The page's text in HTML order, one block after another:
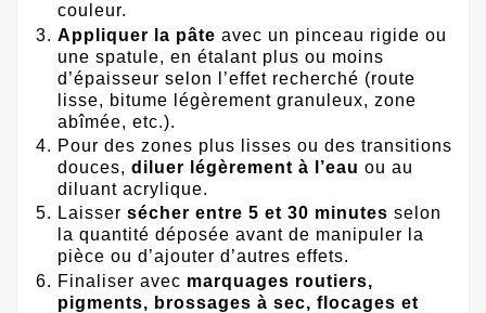
couleur.
Appliquer la pâte avec un pinceau rigide ou
une spatule, en étalant plus ou moins
d’épaisseur selon l’effet recherché (route
lisse, bitume légèrement granuleux, zone
abîmée, etc.).
Pour des zones plus lisses ou des transitions
douces, diluer légèrement à l’eau ou au
diluant acrylique.
Laisser sécher entre 5 et 30 minutes selon
la quantité déposée avant de manipuler la
pièce ou d’ajouter d’autres effets.
Finaliser avec marquages routiers,
pigments, brossages à sec, flocages et